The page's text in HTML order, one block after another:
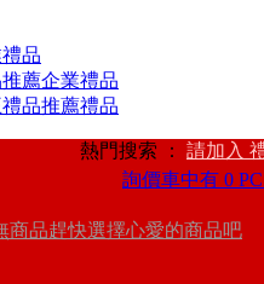
品
業禮品
推薦禮品
熱門搜索 ： 請加入
詢價車中有 0
商品趕快選擇心愛的商品吧